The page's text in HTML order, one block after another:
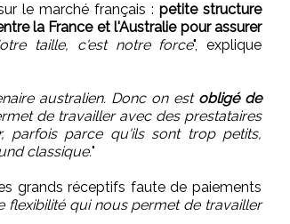
le marché français : petite structure
la France et l'Australie pour assurer
taille, c'est notre force", explique
australien. Donc on est obligé de
de travailler avec des prestataires
parfois parce qu'ils sont trop petits,
classique."
grands réceptifs faute de paiements
flexibilité qui nous permet de travailler